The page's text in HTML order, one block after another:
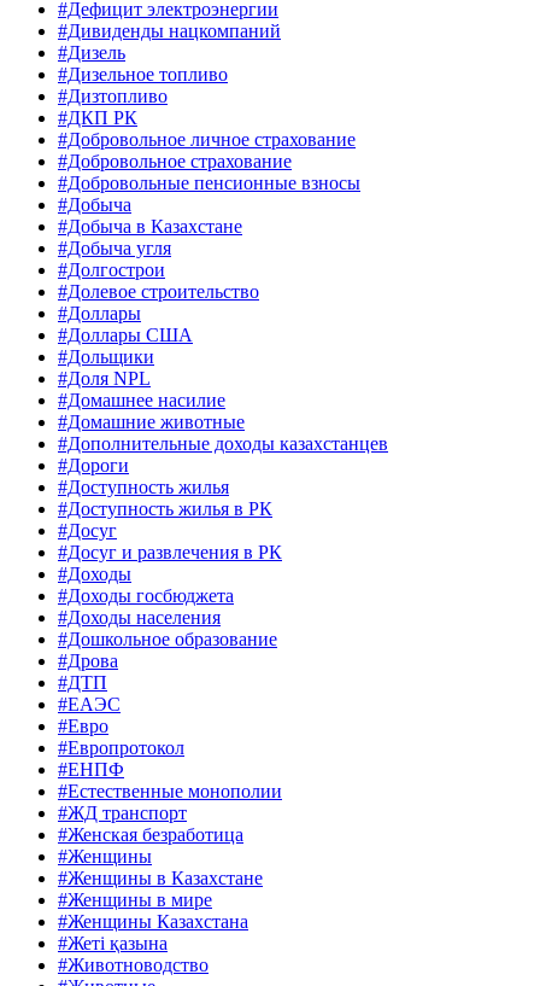
#Дефицит электроэнергии
#Дивиденды нацкомпаний
#Дизель
#Дизельное топливо
#Дизтопливо
#ДКП РК
#Добровольное личное страхование
#Добровольное страхование
#Добровольные пенсионные взносы
#Добыча
#Добыча в Казахстане
#Добыча угля
#Долгострои
#Долевое строительство
#Доллары
#Доллары США
#Дольщики
#Доля NPL
#Домашнее насилие
#Домашние животные
#Дополнительные доходы казахстанцев
#Дороги
#Доступность жилья
#Доступность жилья в РК
#Досуг
#Досуг и развлечения в РК
#Доходы
#Доходы госбюджета
#Доходы населения
#Дошкольное образование
#Дрова
#ДТП
#ЕАЭС
#Евро
#Европротокол
#ЕНПФ
#Естественные монополии
#ЖД транспорт
#Женская безработица
#Женщины
#Женщины в Казахстане
#Женщины в мире
#Женщины Казахстана
#Жеті қазына
#Животноводство